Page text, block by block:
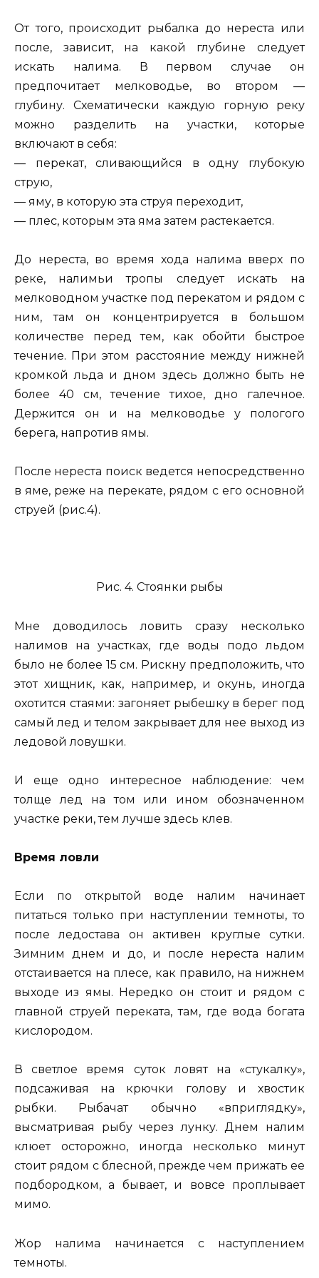
От того, происходит рыбалка до нереста или
после, зависит, на какой глубине следует
искать налима. В первом случае он
предпочитает мелководье, во втором —
глубину. Схематически каждую горную реку
можно разделить на участки, которые
включают в себя:
— перекат, сливающийся в одну глубокую
струю,
— яму, в которую эта струя переходит,
— плес, которым эта яма затем растекается.
До нереста, во время хода налима вверх по
реке, налимьи тропы следует искать на
мелководном участке под перекатом и рядом с
ним, там он концентрируется в большом
количестве перед тем, как обойти быстрое
течение. При этом расстояние между нижней
кромкой льда и дном здесь должно быть не
более 40 см, течение тихое, дно галечное.
Держится он и на мелководье у пологого
берега, напротив ямы.
После нереста поиск ведется непосредственно
в яме, реже на перекате, рядом с его основной
струей (рис.4).
Рис. 4. Стоянки рыбы
Мне доводилось ловить сразу несколько
налимов на участках, где воды подо льдом
было не более 15 см. Рискну предположить, что
этот хищник, как, например, и окунь, иногда
охотится стаями: загоняет рыбешку в берег под
самый лед и телом закрывает для нее выход из
ледовой ловушки.
И еще одно интересное наблюдение: чем
толще лед на том или ином обозначенном
участке реки, тем лучше здесь клев.
Время ловли
Если по открытой воде налим начинает
питаться только при наступлении темноты, то
после ледостава он активен круглые сутки.
Зимним днем и до, и после нереста налим
отстаивается на плесе, как правило, на нижнем
выходе из ямы. Нередко он стоит и рядом с
главной струей переката, там, где вода богата
кислородом.
В светлое время суток ловят на «стукалку»,
подсаживая на крючки голову и хвостик
рыбки. Рыбачат обычно «вприглядку»,
высматривая рыбу через лунку. Днем налим
клюет осторожно, иногда несколько минут
стоит рядом с блесной, прежде чем прижать ее
подбородком, а бывает, и вовсе проплывает
мимо.
Жор налима начинается с наступлением
темноты.